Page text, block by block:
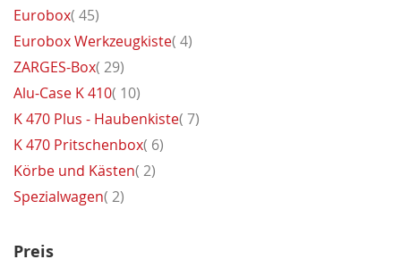
Eurobox 45Artikel
Eurobox Werkzeugkiste 4Artikel
ZARGES-Box 29Artikel
Alu-Case K 410 10Artikel
K 470 Plus - Haubenkiste 7Artikel
K 470 Pritschenbox 6Artikel
Körbe und Kästen 2Artikel
Spezialwagen 2Artikel
Preis